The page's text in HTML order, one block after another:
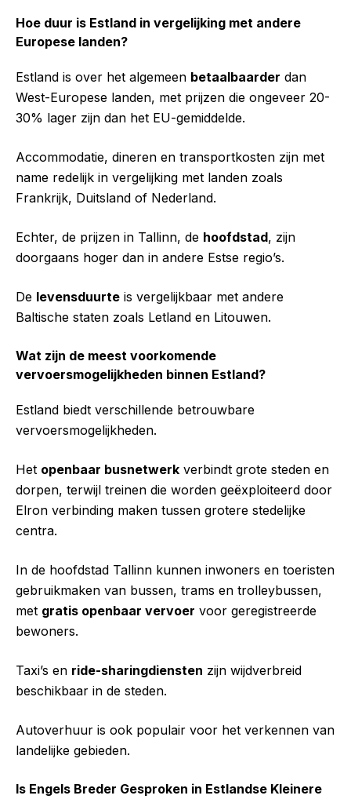
Hoe duur is Estland in vergelijking met andere
Europese landen?
Estland is over het algemeen betaalbaarder dan
West-Europese landen, met prijzen die ongeveer 20-
30% lager zijn dan het EU-gemiddelde.
Accommodatie, dineren en transportkosten zijn met
name redelijk in vergelijking met landen zoals
Frankrijk, Duitsland of Nederland.
Echter, de prijzen in Tallinn, de hoofdstad, zijn
doorgaans hoger dan in andere Estse regio’s.
De levensduurte is vergelijkbaar met andere
Baltische staten zoals Letland en Litouwen.
Wat zijn de meest voorkomende
vervoersmogelijkheden binnen Estland?
Estland biedt verschillende betrouwbare
vervoersmogelijkheden.
Het openbaar busnetwerk verbindt grote steden en
dorpen, terwijl treinen die worden geëxploiteerd door
Elron verbinding maken tussen grotere stedelijke
centra.
In de hoofdstad Tallinn kunnen inwoners en toeristen
gebruikmaken van bussen, trams en trolleybussen,
met gratis openbaar vervoer voor geregistreerde
bewoners.
Taxi’s en ride-sharingdiensten zijn wijdverbreid
beschikbaar in de steden.
Autoverhuur is ook populair voor het verkennen van
landelijke gebieden.
Is Engels Breder Gesproken in Estlandse Kleinere